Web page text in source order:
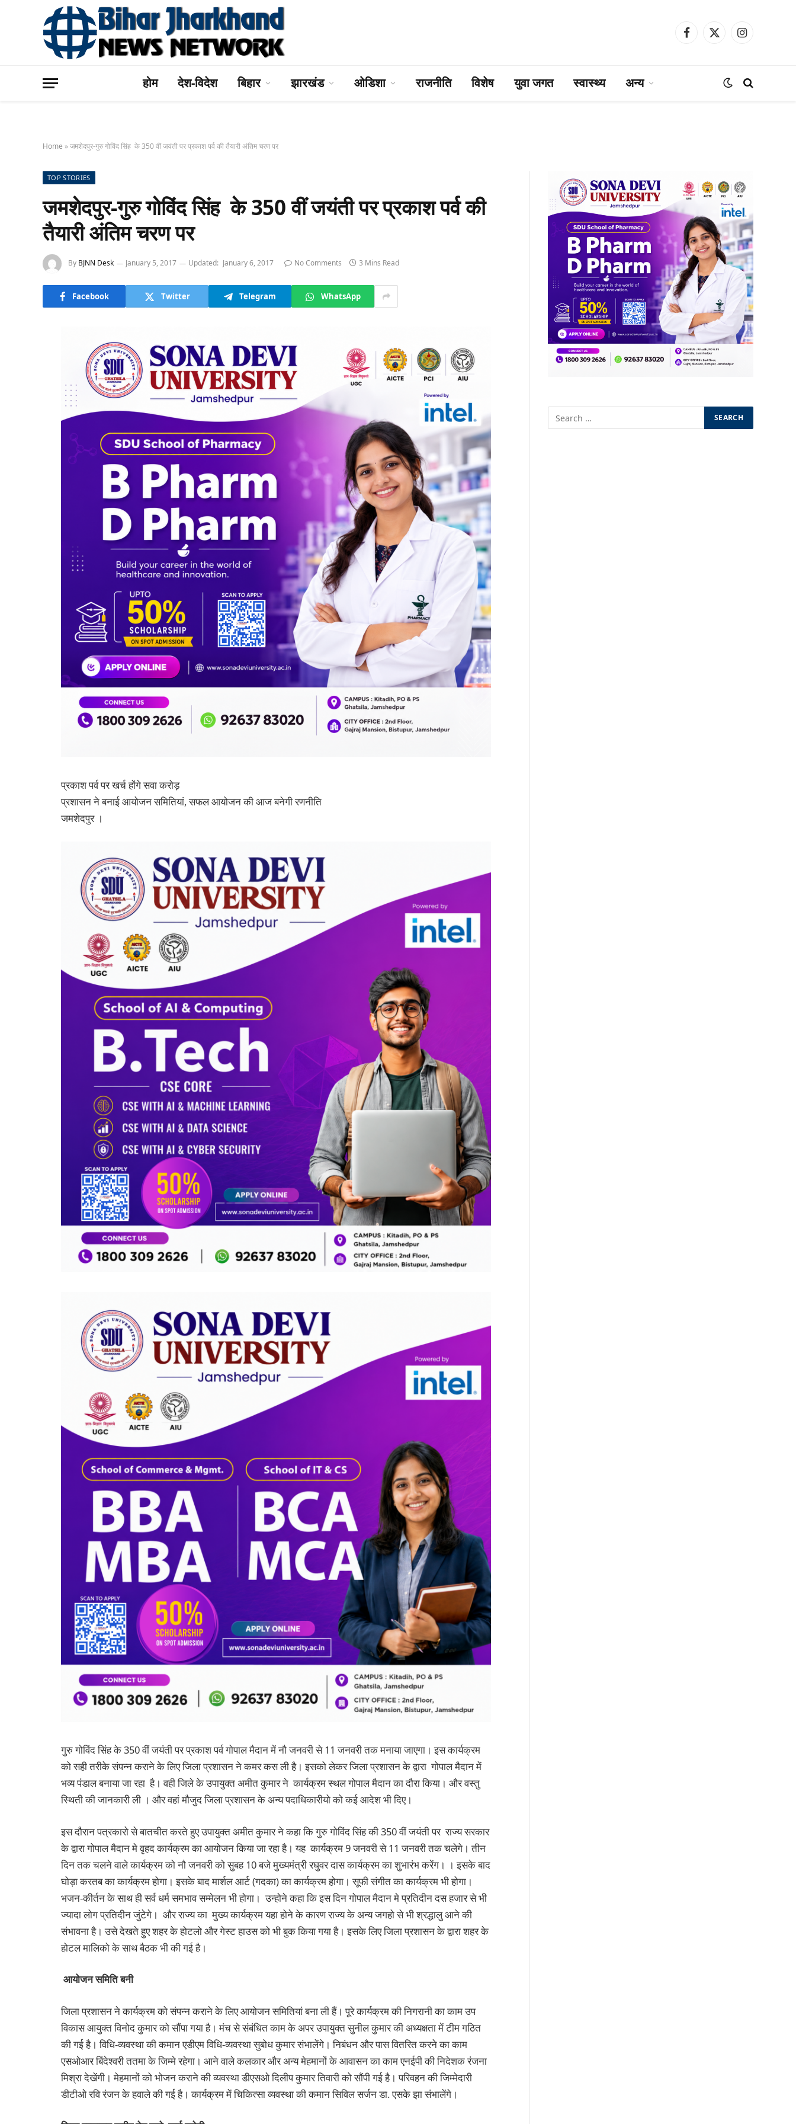
Facebook
X
Instagram
होम देश-विदेश बिहार झारखंड ओडिशा राजनीति विशेष युवा जगत स्वास्थ्य अन्य
Home »जमशेदपुर-गुरु गोविंद सिंह के 350 वीं जयंती पर प्रकाश पर्व की तैयारी अंतिम चरण पर
TOP STORIES
जमशेदपुर-गुरु गोविंद सिंह के 350 वीं जयंती पर प्रकाश पर्व की
तैयारी अंतिम चरण पर
By BJNN Desk January 5, 2017 Updated: January 6, 2017 No Comments 3 Mins Read
Facebook Twitter Telegram WhatsApp
प्रकाश पर्व पर खर्च होंगे सवा करोड़
प्रशासन ने बनाई आयोजन समितियां, सफल आयोजन की आज बनेगी रणनीति
जमशेदपुर ।
गुरु गोविंद सिंह के 350 वीं जयंती पर प्रकाश पर्व गोपाल मैदान में नौ जनवरी से 11 जनवरी तक मनाया जाएगा। इस कार्यक्रम
को सही तरीके संपन्न कराने के लिए जिला प्रशासन ने कमर कस ली है। इसको लेकर जिला प्रशासन के द्वारा गोपाल मैदान में
भव्य पंडाल बनाया जा रहा है। वही जिले के उपायुक्त अमीत कुमार ने कार्यक्रम स्थल गोपाल मैदान का दौरा किया। और वस्तु
स्थिती की जानकारी ली । और वहां मौजुद जिला प्रशासन के अन्य पदाधिकारीयो को कई आदेश भी दिए।
इस दौरान पत्रकारो से बातचीत करते हुए उपायुक्त अमीत कुमार ने कहा कि गुरु गोविंद सिंह की 350 वीं जयंती पर राज्य सरकार
के द्वारा गोपाल मैदान मे वृहद कार्यक्रम का आयोजन किया जा रहा है। यह कार्यक्रम 9 जनवरी से 11 जनवरी तक चलेगे। तीन
दिन तक चलने वाले कार्यक्रम को नौ जनवरी को सुबह 10 बजे मुख्यमंत्री रघुवर दास कार्यक्रम का शुभारंभ करेंग। । इसके बाद
घोड़ा करतब का कार्यक्रम होगा। इसके बाद मार्शल आर्ट (गदका) का कार्यक्रम होगा। सूफी संगीत का कार्यक्रम भी होगा।
भजन-कीर्तन के साथ ही सर्व धर्म समभाव सम्मेलन भी होगा। उन्होने कहा कि इस दिन गोपाल मैदान मे प्रतिदीन दस हजार से भी
ज्यादा लोग प्रतिदीन जुंटेगे। और राज्य का मुख्य कार्यक्रम यहा होने के कारण राज्य के अन्य जगहो से भी श्रद्धालु आने की
संभावना है। उसे देखते हुए शहर के होटलो और गेस्ट हाउस को भी बुक किया गया है। इसके लिए जिला प्रशासन के द्वारा शहर के
होटल मालिको के साथ बैठक भी की गई है।
आयोजन समिति बनी
जिला प्रशासन ने कार्यक्रम को संपन्न कराने के लिए आयोजन समितियां बना ली हैं। पूरे कार्यक्रम की निगरानी का काम उप
विकास आयुक्त विनोद कुमार को सौंपा गया है। मंच से संबंधित काम के अपर उपायुक्त सुनील कुमार की अध्यक्षता में टीम गठित
की गई है। विधि-व्यवस्था की कमान एडीएम विधि-व्यवस्था सुबोध कुमार संभालेंगे। निबंधन और पास वितरित करने का काम
एसओआर बिंदेश्वरी ततमा के जिम्मे रहेगा। आने वाले कलकार और अन्य मेहमानों के आवासन का काम एनईपी की निदेशक रंजना
मिश्रा देखेंगी। मेहमानों को भोजन कराने की व्यवस्था डीएसओ दिलीप कुमार तिवारी को सौंपी गई है। परिवहन की जिम्मेदारी
डीटीओ रवि रंजन के हवाले की गई है। कार्यक्रम में चिकित्सा व्यवस्था की कमान सिविल सर्जन डा. एसके झा संभालेंगे।